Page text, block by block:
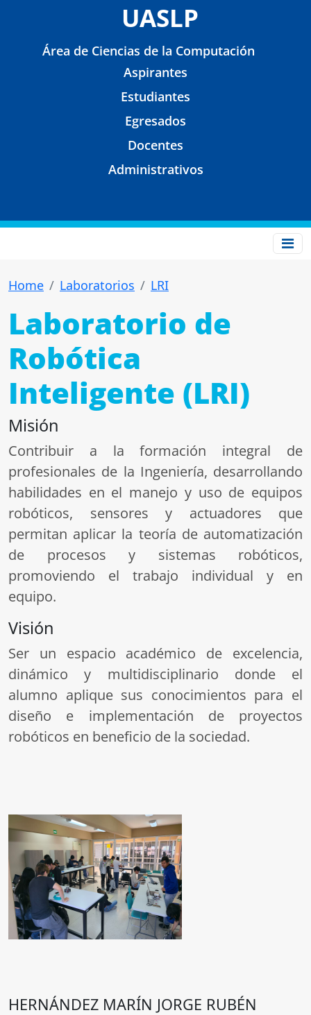
UASLP
Área de Ciencias de la Computación
Aspirantes
Estudiantes
Egresados
Docentes
Administrativos
Home Laboratorios LRI
Laboratorio de
Robótica
Inteligente (LRI)
Misión
Contribuir a la formación integral de
profesionales de la Ingeniería, desarrollando
habilidades en el manejo y uso de equipos
robóticos, sensores y actuadores que
permitan aplicar la teoría de automatización
de procesos y sistemas robóticos,
promoviendo el trabajo individual y en
equipo.
Visión
Ser un espacio académico de excelencia,
dinámico y multidisciplinario donde el
alumno aplique sus conocimientos para el
diseño e implementación de proyectos
robóticos en beneficio de la sociedad.
HERNÁNDEZ MARÍN JORGE RUBÉN